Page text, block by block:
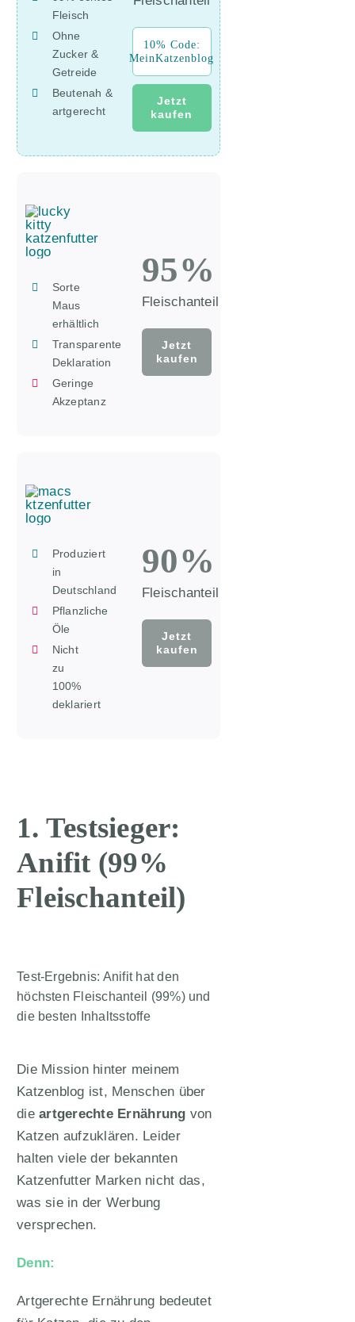
Fleisch
Ohne
Zucker &
Getreide
Beutenah &
artgerecht
10% Code:
MeinKatzenblog
Jetzt
kaufen
Sorte
Maus
erhältlich
Transparente
Deklaration
Geringe
Akzeptanz
95%
Fleischanteil
Jetzt
kaufen
Produziert
in
Deutschland
Pflanzliche
Öle
Nicht
zu
100%
deklariert
90%
Fleischanteil
Jetzt
kaufen
1. Testsieger:
Anifit (99%
Fleischanteil)
Test-Ergebnis: Anifit hat den
höchsten Fleischanteil (99%) und
die besten Inhaltsstoffe
Die Mission hinter meinem
Katzenblog ist, Menschen über
dieartgerechte Ernährung von
Katzen aufzuklären. Leider
halten viele der bekannten
Katzenfutter Marken nicht das,
was sie in der Werbung
versprechen.
Denn:
Artgerechte Ernährung bedeutet